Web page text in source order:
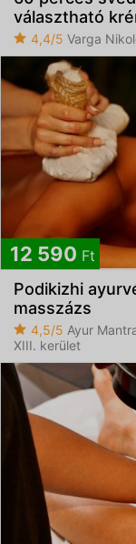
választható
4,4/5 Varga
12 590 Ft
Podikizhi
masszázs
4,5/5 Ayur
XIII. kerület